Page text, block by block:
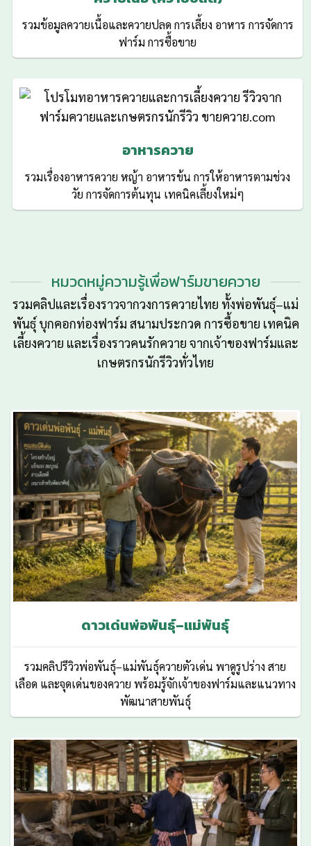
รวมข้อมูลควายเนื้อและควายปลด การเลี้ยง อาหาร การจัดการ
ฟาร์ม การซื้อขาย
อาหารควาย
รวมเรื่องอาหารควาย หญ้า อาหารข้น การให้อาหารตามช่วง
วัย การจัดการต้นทุน เทคนิคเลี้ยงใหม่ๆ
หมวดหมู่ความรู้เพื่อฟาร์มขายควาย
รวมคลิปและเรื่องราวจากวงการควายไทย ทั้งพ่อพันธุ์–แม่
พันธุ์ บุกคอกท่องฟาร์ม สนามประกวด การซื้อขาย เทคนิค
เลี้ยงควาย และเรื่องราวคนรักควาย จากเจ้าของฟาร์มและ
เกษตรกรนักรีวิวทั่วไทย
ดาวเด่นพ่อพันธุ์–แม่พันธุ์
รวมคลิปรีวิวพ่อพันธุ์–แม่พันธุ์ควายตัวเด่น พาดูรูปร่าง สาย
เลือด และจุดเด่นของควาย พร้อมรู้จักเจ้าของฟาร์มและแนวทาง
พัฒนาสายพันธุ์